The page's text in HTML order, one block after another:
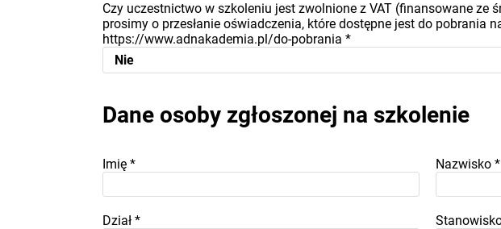
Czy uczestnictwo w szkoleniu jest zwolnione z VAT (finansowane ze
prosimy o przesłanie oświadczenia, które dostępne jest do pobrania
https://www.adnakademia.pl/do-pobrania *
Dane osoby zgłoszonej na szkolenie
Imię * Nazwisko *
Dział *